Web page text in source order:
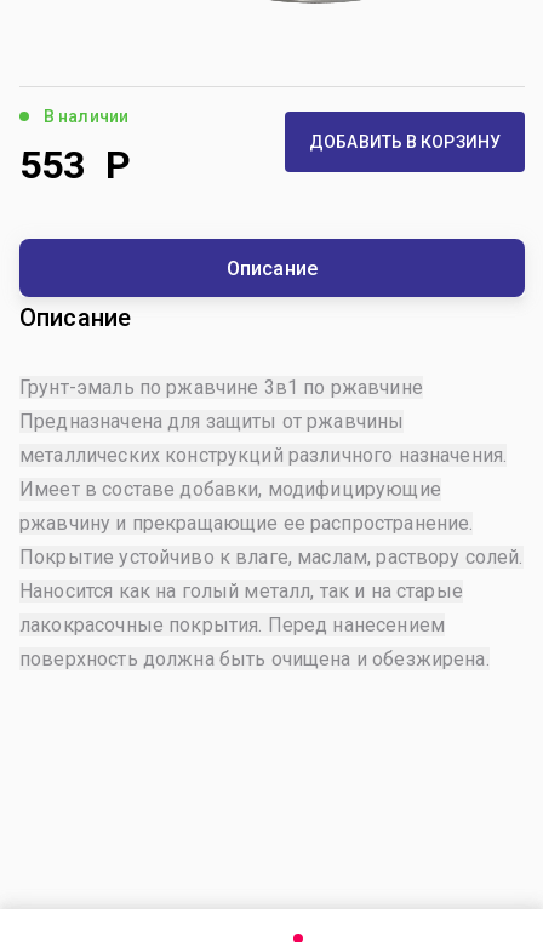
В наличии
553 Р ДОБАВИТЬ В КОРЗИНУ
Описание
Описание
Грунт-эмаль по ржавчине 3в1 по ржавчине
Предназначена для защиты от ржавчины
металлических конструкций различного назначения.
Имеет в составе добавки, модифицирующие
ржавчину и прекращающие ее распространение.
Покрытие устойчиво к влаге, маслам, раствору солей.
Наносится как на голый металл, так и на старые
лакокрасочные покрытия. Перед нанесением
поверхность должна быть очищена и обезжирена.